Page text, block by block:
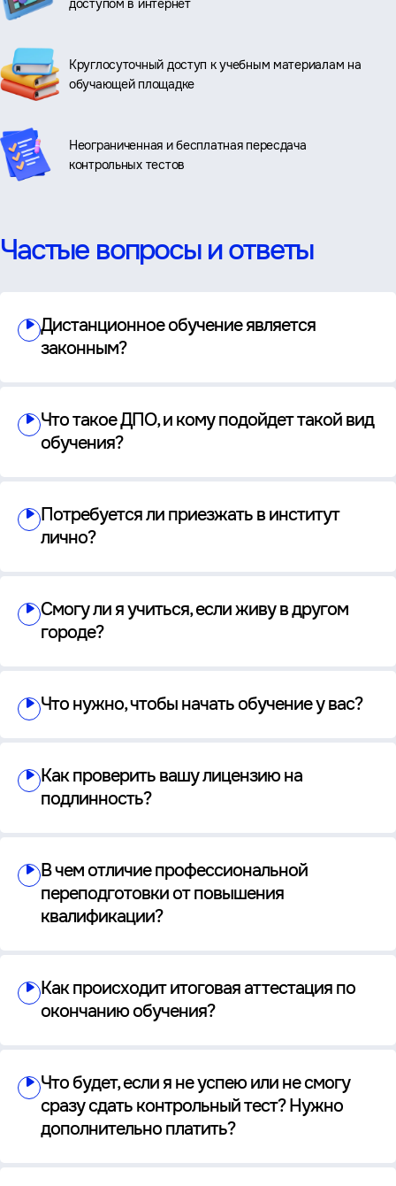
доступом в интернет
Круглосуточный доступ к учебным материалам на
обучающей площадке
Неограниченная и бесплатная пересдача
контрольных тестов
Частые вопросы и ответы
Дистанционное обучение является
законным?
Что такое ДПО, и кому подойдет такой вид
обучения?
Потребуется ли приезжать в институт
лично?
Смогу ли я учиться, если живу в другом
городе?
Что нужно, чтобы начать обучение у вас?
Как проверить вашу лицензию на
подлинность?
В чем отличие профессиональной
переподготовки от повышения
квалификации?
Как происходит итоговая аттестация по
окончанию обучения?
Что будет, если я не успею или не смогу
сразу сдать контрольный тест? Нужно
дополнительно платить?